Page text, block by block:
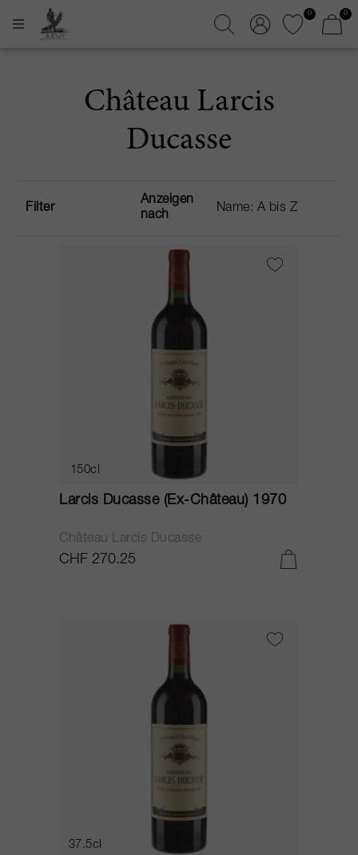
0 0
Château Larcis
Ducasse
Filter
Anzeigen
nach
150cl
Larcis Ducasse (Ex-Château) 1970
Château Larcis Ducasse
CHF 270.25
37.5cl